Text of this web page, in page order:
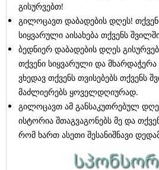
გისურვებთ!
გილოცავთ დაბადების დღეს!
სიყვარული აისახება თქვენს
ბედნიერ დაბადების დღეს
თქვენი სიყვარული და
ვხედავ თქვენს თვისებებს თქვენს
მაძლიერებს ყოველდღიურად.
გილოცავთ ამ განსაკუთრებულ
ისტორია შთაგვაგონებს მე და
რომ ხართ ასეთი შესანიშნავი